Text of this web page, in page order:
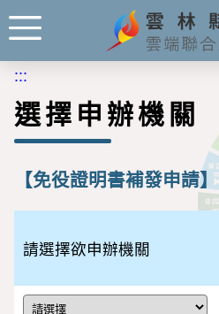
:::
選擇申辦機關
【免役證明書補發申請】
請選擇欲申辦機關